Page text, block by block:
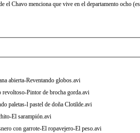
el Chavo menciona que vive en el departamento ocho
abierta-Reventando globos.avi
revoltoso-Pintor de brocha gorda.avi
paletas-l pastel de doña Clotilde.avi
El sarampión.avi
con garrote-El ropavejero-El peso.avi